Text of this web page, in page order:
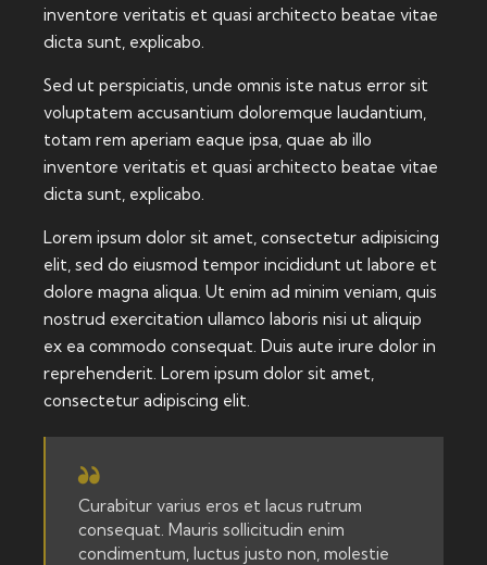
inventore veritatis et quasi architecto beatae vitae
dicta sunt, explicabo.
Sed ut perspiciatis, unde omnis iste natus error sit
voluptatem accusantium doloremque laudantium,
totam rem aperiam eaque ipsa, quae ab illo
inventore veritatis et quasi architecto beatae vitae
dicta sunt, explicabo.
Lorem ipsum dolor sit amet, consectetur adipisicing
elit, sed do eiusmod tempor incididunt ut labore et
dolore magna aliqua. Ut enim ad minim veniam, quis
nostrud exercitation ullamco laboris nisi ut aliquip
ex ea commodo consequat. Duis aute irure dolor in
reprehenderit. Lorem ipsum dolor sit amet,
consectetur adipiscing elit.
Curabitur varius eros et lacus rutrum
consequat. Mauris sollicitudin enim
condimentum, luctus justo non, molestie